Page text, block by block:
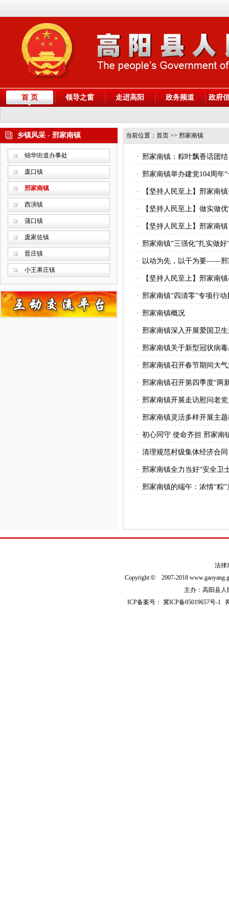
首 页 领导之窗 走进高阳 政务频道 政府
乡镇风采 - 邢家南镇
锦华街道办事处
庞口镇
邢家南镇
西演镇
蒲口镇
庞家佐镇
晋庄镇
小王果庄镇
当前位置： 首页 >> 邢家南镇
· 邢家南镇：粽叶飘香话团
· 邢家南镇举办建党104周年
· 【坚持人民至上】邢家南
· 【坚持人民至上】做实做
· 【坚持人民至上】邢家南
· 邢家南镇“三强化”扎实做好
· 以动为先，以干为要——邢
· 【坚持人民至上】邢家南
· 邢家南镇“四清零”专项行
· 邢家南镇概况
· 邢家南镇深入开展爱国卫
· 邢家南镇关于新型冠状病
· 邢家南镇召开春节期间大
· 邢家南镇召开第四季度“两
· 邢家南镇开展走访慰问老
· 邢家南镇灵活多样开展主
· 初心同守 使命齐担 邢家南
· 清理规范村级集体经济合
· 邢家南镇全力当好“安全卫
· 邢家南镇的端午：浓情“粽
法律
Copyright© 2007-2018
主办：高阳县人
ICP备案号：冀ICP备05019657号-1